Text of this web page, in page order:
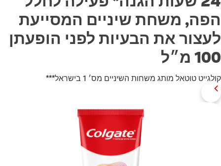
הפה, משחת שיניים המסייעת
לעצור את הבעיות לפני הופעתן
100 מ״ל
קולגייט טוטאל מותג משחות השיניים מס׳ 1 בישראל***